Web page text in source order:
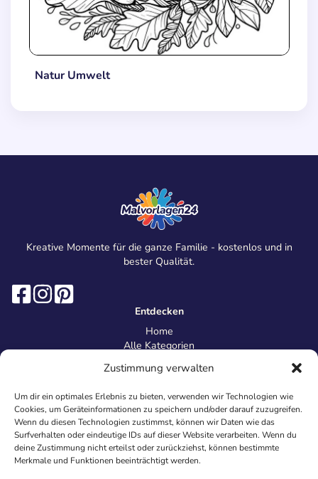
Zustimmung verwalten
Um dir ein optimales Erlebnis zu bieten, verwenden wir Technologien wie
Cookies, um Geräteinformationen zu speichern und/oder darauf zuzugreifen.
Wenn du diesen Technologien zustimmst, können wir Daten wie das
Surfverhalten oder eindeutige IDs auf dieser Website verarbeiten. Wenn du
deine Zustimmung nicht erteilst oder zurückziehst, können bestimmte
Merkmale und Funktionen beeinträchtigt werden.
Natur Umwelt
Kreative Momente für die ganze Familie - kostenlos und in
bester Qualität.
Entdecken
Home
Alle Kategorien
Information
Über uns
Kontakt
Inhaltsrichtlinien
Recht & Datenschutz
Impressum